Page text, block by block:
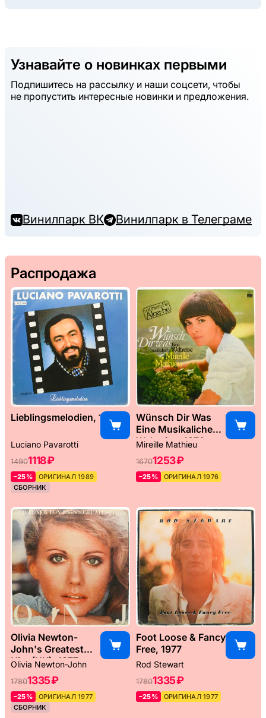
Узнавайте о новинках первыми
Подпишитесь на рассылку и наши соцсети, чтобы
не пропустить интересные новинки и предложения.
Винилпарк ВК Винилпарк в Телеграме
Распродажа
Lieblingsmelodien, 1989
Luciano Pavarotti
14901118 ₽
–25%
ОРИГИНАЛ 1989
СБОРНИК
Wünsch Dir Was
Eine Musikaliche
Weltreise, 1976
Mireille Mathieu
16701253 ₽
–25% ОРИГИНАЛ 1976
Olivia Newton-
John's Greatest
Hits (UK), 1977
Olivia Newton-John
17801335 ₽
–25%
ОРИГИНАЛ 1977
СБОРНИК
Foot Loose & Fancy
Free, 1977
Rod Stewart
17801335 ₽
–25% ОРИГИНАЛ 1977